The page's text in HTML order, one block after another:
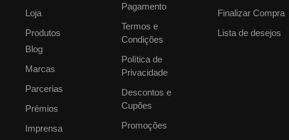
Loja
Produtos
Blog
Marcas
Parcerias
Prémios
Imprensa
Pagamento
Termos e
Condições
Política de
Privacidade
Descontos e
Cupões
Promoções
Finalizar Compra
Lista de desejos